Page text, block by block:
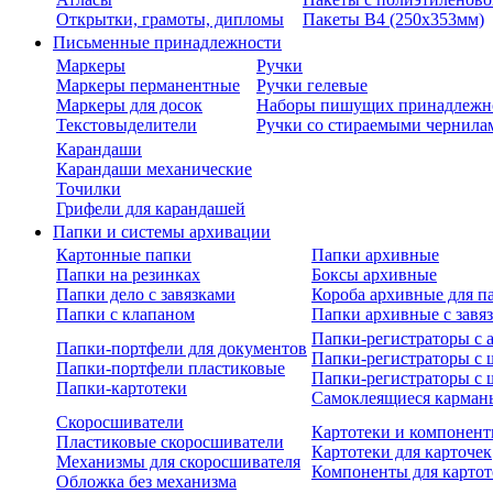
Открытки, грамоты, дипломы
Пакеты В4 (250х353мм)
Письменные принадлежности
Маркеры
Маркеры перманентные
Маркеры для досок
Текстовыделители
Ручки
Ручки гелевые
Наборы пишущих
Ручки со стираемыми
Карандаши
Карандаши механические
Точилки
Грифели для карандашей
Папки и системы архивации
Картонные папки
Папки на резинках
Папки дело с завязками
Папки с клапаном
Папки архивные
Боксы архивные
Короба архивные для
Папки архивные с
Папки-портфели для документов
Папки-портфели пластиковые
Папки-картотеки
Папки-регистраторы с
Папки-регистраторы
Папки-регистраторы
Самоклеящиеся
Скоросшиватели
Пластиковые скоросшиватели
Механизмы для скоросшивателя
Обложка без механизма
Картотеки и
Картотеки для карточек
Компоненты для